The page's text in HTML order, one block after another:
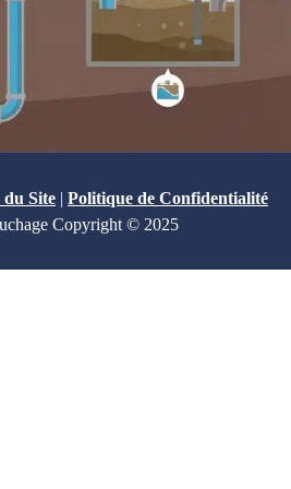
du Site | Politique de Confidentialité
Copyright © 2025